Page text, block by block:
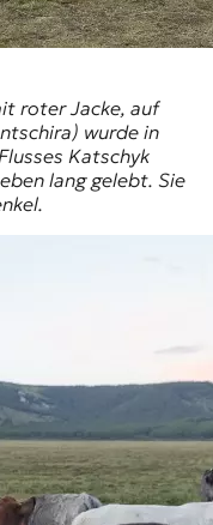
roter Jacke, auf
wurde in
Katschyk
lang gelebt. Sie